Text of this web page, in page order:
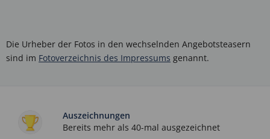
Die Urheber der Fotos in den wechselnden Angebotsteasern
sind im Fotoverzeichnis des Impressums genannt.
Auszeichnungen
Bereits mehr als 40-mal ausgezeichnet